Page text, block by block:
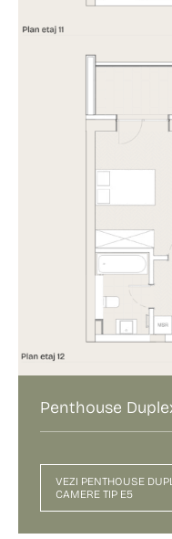
Penthouse
VEZI PENTHOUSE
CAMERE TIP E5